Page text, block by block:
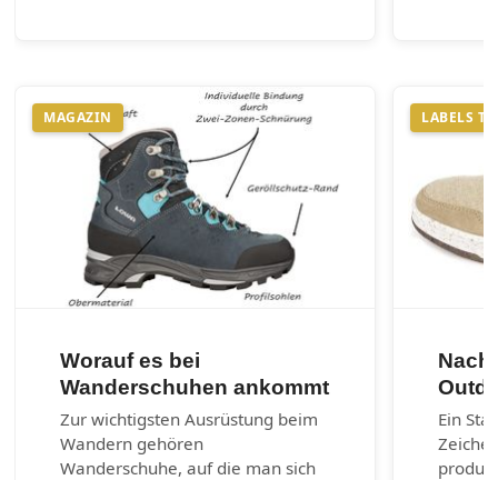
MAGAZIN
Worauf es bei
Wanderschuhen ankommt
Zur wichtigsten Ausrüstung beim
Wandern gehören
Wanderschuhe, auf die man sich
LABELS
Ein